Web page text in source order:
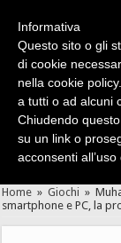
Home » Giochi »
smartphone e PC, la
Informativa
Questo sito o gli
di cookie
nella cookie
a tutti o ad alcuni
Chiudendo
su un link o
acconsenti all’uso